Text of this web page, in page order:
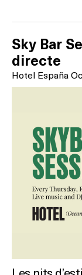
On?
Sky Bar
directe
Hotel España